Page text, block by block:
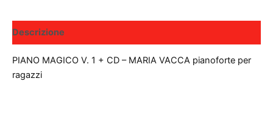
quantità
Descrizione
PIANO MAGICO V. 1 + CD – MARIA VACCA pianoforte per
ragazzi